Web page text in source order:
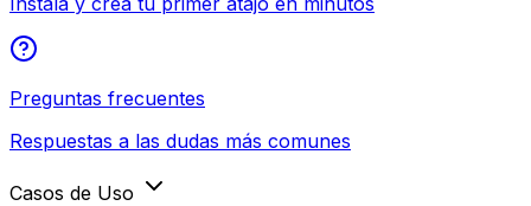
Preguntas frecuentes
Respuestas a las dudas más comunes
Casos de Uso